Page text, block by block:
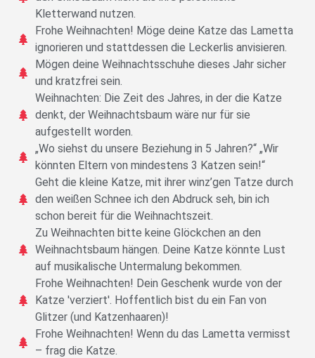
Kletterwand nutzen.
Frohe Weihnachten! Möge deine Katze das Lametta
ignorieren und stattdessen die Leckerlis anvisieren.
Mögen deine Weihnachtsschuhe dieses Jahr sicher
und kratzfrei sein.
Weihnachten: Die Zeit des Jahres, in der die Katze
denkt, der Weihnachtsbaum wäre nur für sie
aufgestellt worden.
„Wo siehst du unsere Beziehung in 5 Jahren?“ „Wir
könnten Eltern von mindestens 3 Katzen sein!“
Geht die kleine Katze, mit ihrer winz’gen Tatze durch
den weißen Schnee ich den Abdruck seh, bin ich
schon bereit für die Weihnachtszeit.
Zu Weihnachten bitte keine Glöckchen an den
Weihnachtsbaum hängen. Deine Katze könnte Lust
auf musikalische Untermalung bekommen.
Frohe Weihnachten! Dein Geschenk wurde von der
Katze 'verziert'. Hoffentlich bist du ein Fan von
Glitzer (und Katzenhaaren)!
Frohe Weihnachten! Wenn du das Lametta vermisst
– frag die Katze.